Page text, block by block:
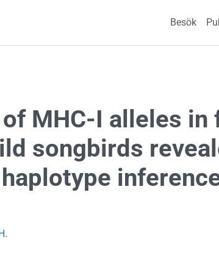
Main
Besök
MHC-I alleles in
songbirds
.